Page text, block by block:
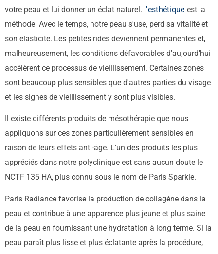
votre peau et lui donner un éclat naturel. l'esthétique est la
méthode. Avec le temps, notre peau s'use, perd sa vitalité et
son élasticité. Les petites rides deviennent permanentes et,
malheureusement, les conditions défavorables d'aujourd'hui
accélèrent ce processus de vieillissement. Certaines zones
sont beaucoup plus sensibles que d'autres parties du visage
et les signes de vieillissement y sont plus visibles.
Il existe différents produits de mésothérapie que nous
appliquons sur ces zones particulièrement sensibles en
raison de leurs effets anti-âge. L'un des produits les plus
appréciés dans notre polyclinique est sans aucun doute le
NCTF 135 HA, plus connu sous le nom de Paris Sparkle.
Paris Radiance favorise la production de collagène dans la
peau et contribue à une apparence plus jeune et plus saine
de la peau en fournissant une hydratation à long terme. Si la
peau paraît plus lisse et plus éclatante après la procédure,